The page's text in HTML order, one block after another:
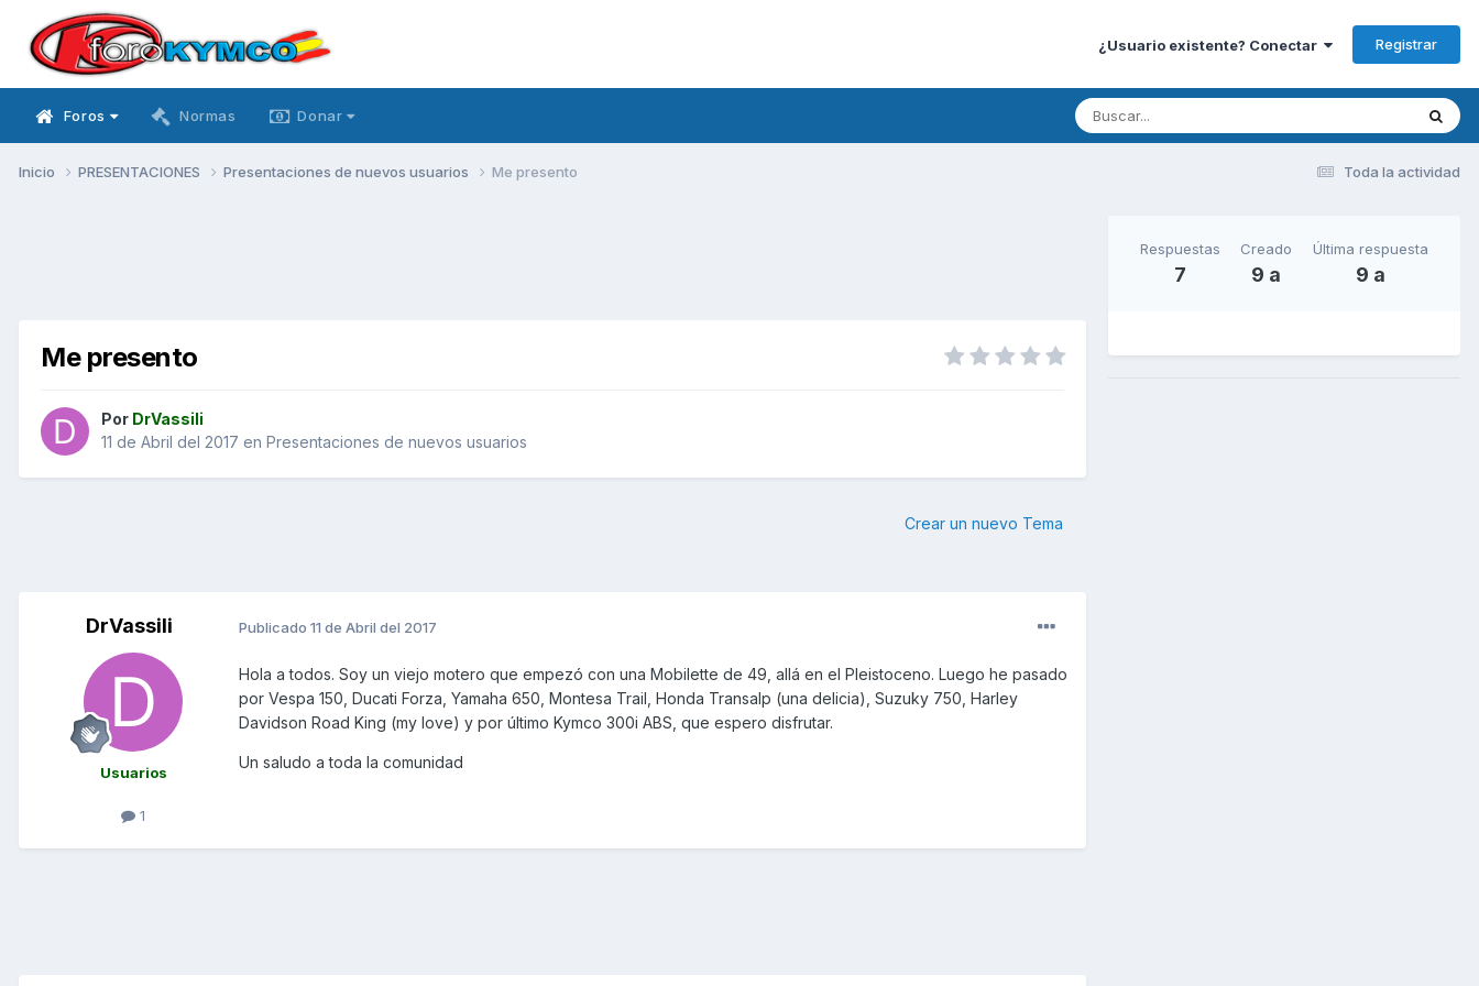
¿Usuario existente? Conectar Registrar
Foros Normas Donar
Toda la actividad
Inicio PRESENTACIONES Presentaciones de nuevos usuarios Me presento
Me presento
Por DrVassili
11 de Abril del 2017 en Presentaciones de nuevos usuarios
Crear un nuevo Tema
DrVassili
Usuarios
1
Publicado 11 de Abril del 2017
Hola a todos. Soy un viejo motero que empezó con una Mobilette de 49, allá en el Pleistoceno. Luego he pasado
por Vespa 150, Ducati Forza, Yamaha 650, Montesa Trail, Honda Transalp (una delicia), Suzuky 750, Harley
Davidson Road King (my love) y por último Kymco 300i ABS, que espero disfrutar.
Un saludo a toda la comunidad
Respuestas
7
Creado
9 a
Última respuesta
9 a